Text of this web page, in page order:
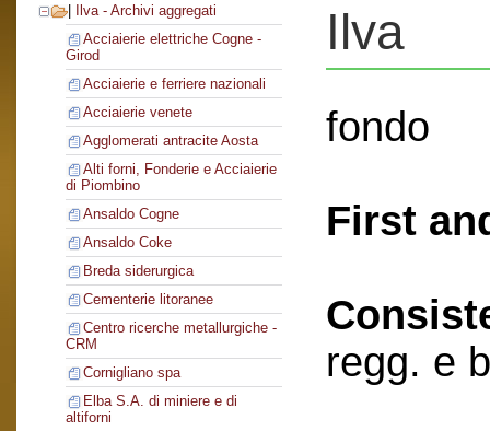
Ilva - Archivi aggregati
Acciaierie elettriche Cogne -
Girod
Acciaierie e ferriere nazionali
Acciaierie venete
Agglomerati antracite Aosta
Alti forni, Fonderie e Acciaierie
di Piombino
Ansaldo Cogne
Ansaldo Coke
Breda siderurgica
Cementerie litoranee
Centro ricerche metallurgiche -
CRM
Cornigliano spa
Elba S.A. di miniere e di
altiforni
Ilva
fondo
First
regg. e